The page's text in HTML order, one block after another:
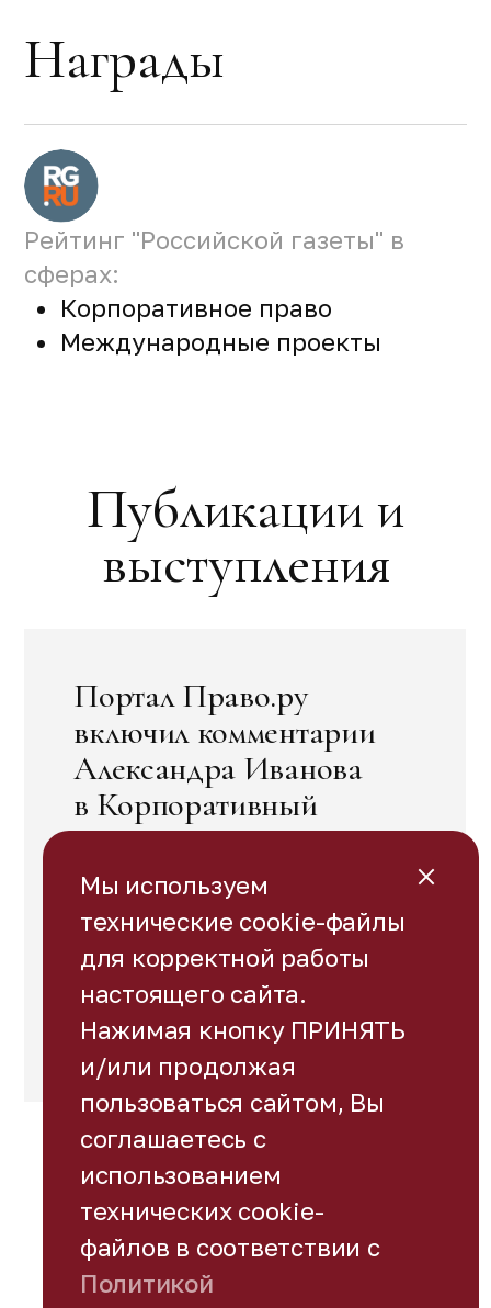
Награды
Рейтинг "Российской газеты" в
сферах:
Корпоративное право
Международные проекты
Публикации и
выступления
Портал Право.ру
включил комментарии
Александра Иванова
в Корпоративный
дайджест за первое
полугодие 2026 г.:
"Главное за полгода
в корпоративном праве"
(https://pravo.ru/story/264323/
2026
Мы используем
технические cookie-файлы
для корректной работы
настоящего сайта.
Нажимая кнопку ПРИНЯТЬ
и/или продолжая
пользоваться сайтом, Вы
соглашаетесь с
использованием
технических cookie-
файлов в соответствии с
Политикой
© LGS Legal Services, 2026
Политика конфиденциальности